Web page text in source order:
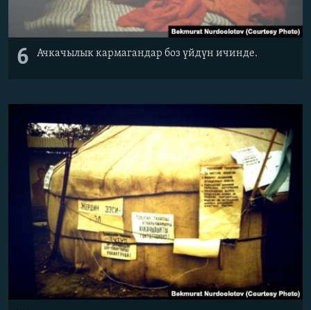
6 Ачкачылык кармагандар боз үйдүн ичинде.